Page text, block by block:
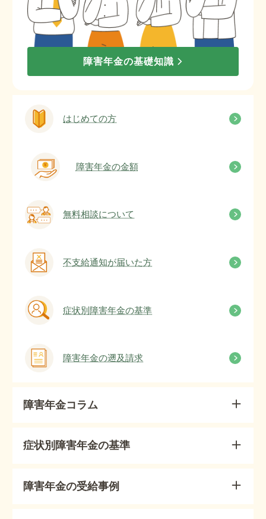
障害年金の基礎知識
はじめての方
障害年金の金額
無料相談について
不支給通知が届いた方
症状別障害年金の基準
障害年金の遡及請求
障害年金コラム
症状別障害年金の基準
障害年金の受給事例